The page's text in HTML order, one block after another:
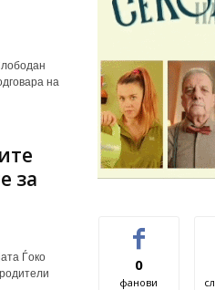
на
за
Ѓоко
0
фанови